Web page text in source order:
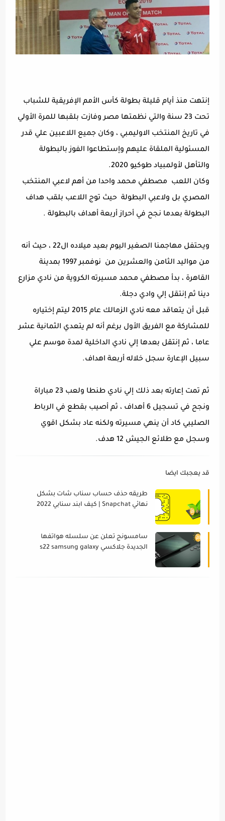
إنتهت منذ أيام قليلة بطولة كأس الأمم الإفريقية للشباب
تحت 23 سنة والتي نظمتها مصر وفازت بلقبها للمرة الأولي
في تاريخ المنتخب الاوليمبي ، وكان جميع اللاعبين علي قدر
المسئولية الملقاة عليهم وإستطاعوا الفوز بالبطولة
والتأهل لأولمبياد طوكيو 2020.
وكان اللعب
مصطفي محمد واحدا من أهم لاعبي المنتخب
المصري بل ولاعبي البطولة حيث توج اللاعب بلقب هداف
البطولة بعدما نجح في أحراز أربعة أهداف بالبطولة .
ويحتفل مهاجمنا الصغير اليوم بعيد ميلاده ال22 ، حيث أنه
من مواليد الثامن والعشرين من
نوفمبر 1997 بمدينة
القاهرة ، بدأ مصطفي محمد مسيرته الكروية من نادي مزارع
دينا ثم إنتقل إلي وادي دجلة.
قبل أن يتعاقد معه نادي الزمالك عام 2015 ليتم إختياره
للمشاركة مع الفريق الأول برغم أنه لم يتعدي الثمانية عشر
عاما ، ثم إنتقل بعدها إلي نادي الداخلية لمدة موسم علي
سبيل الإعارة سجل خلاله أربعة اهداف.
ثم تمت إعارته بعد ذلك إلي نادي طنطا ولعب 23 مباراة
ونجح في تسجيل 6 أهداف ، ثم أصيب بقطع في الرباط
الصليبي كاد أن ينهي مسيرته ولكنه عاد بشكل اقوي
وسجل مع طلائع الجيش 12 هدف.
قد يعجبك ايضا
طريقه حذف حساب سناب شات بشكل
نهائي Snapchat | كيف ابند سنابي 2022
سامسونج تعلن عن سلسله هواتفها
الجديدة جلاكسي s22 samsung galaxy